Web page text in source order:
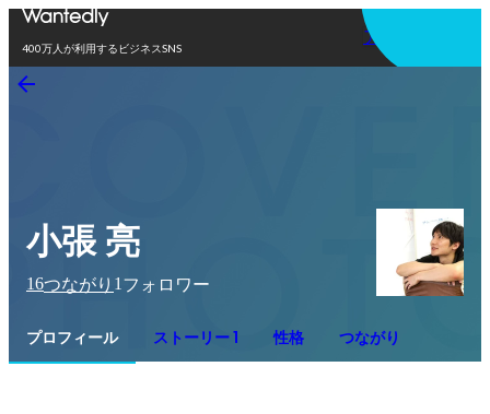
400万人が利用するビジネスSNS
アプリを使う
小張 亮
16つながり 1 フォロワー
プロフィール ストーリー 1 性格 つながり